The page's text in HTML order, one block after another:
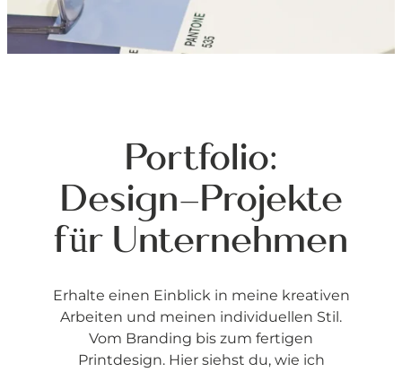
Portfolio:
Design-Projekte
für Unternehmen
Erhalte einen Einblick in meine kreativen
Arbeiten und meinen individuellen Stil.
Vom Branding bis zum fertigen
Printdesign. Hier siehst du, wie ich